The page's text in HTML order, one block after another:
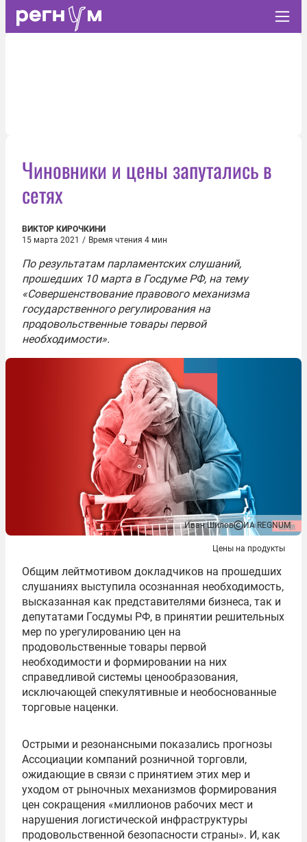
Чиновники и цены запутались в
сетях
ВИКТОР КИРОЧКИНИ
15 марта 2021 / Время чтения 4 мин
По результатам парламентских слушаний,
прошедших 10 марта в Госдуме РФ, на тему
«Совершенствование правового механизма
государственного регулирования на
продовольственные товары первой
необходимости».
Иван Шилов ИА REGNUM
Цены на продукты
Общим лейтмотивом докладчиков на прошедших
слушаниях выступила осознанная необходимость,
высказанная как представителями бизнеса, так и
депутатами Госдумы РФ, в принятии решительных
мер по урегулированию цен на
продовольственные товары первой
необходимости и формировании на них
справедливой системы ценообразования,
исключающей спекулятивные и необоснованные
торговые наценки.
Острыми и резонансными показались прогнозы
Ассоциации компаний розничной торговли,
ожидающие в связи с принятием этих мер и
уходом от рыночных механизмов формирования
цен сокращения «миллионов рабочих мест и
нарушения логистической инфраструктуры
продовольственной безопасности страны». И, как